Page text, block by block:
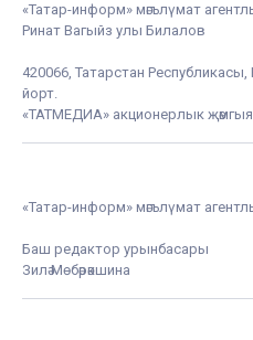
«Татар-информ» мәгълүмат
Ринат Вагыйз улы Билалов
420066, Татарстан
йорт.
«ТАТМЕДИА» акционерлык
«Татар-информ» мәгълүмат
Баш редактор урынбасары
Зилә Мөбәрәкшина